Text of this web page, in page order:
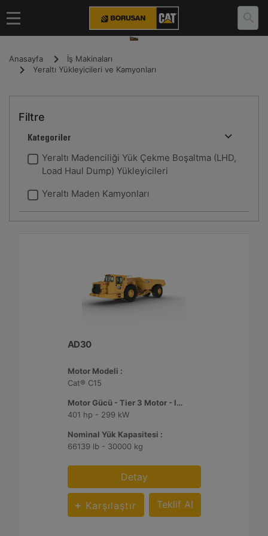
Anasayfa
İş Makinaları
Yeraltı Yükleyicileri ve Kamyonları
Filtre
Kategoriler
Yeraltı Madenciliği Yük Çekme Boşaltma (LHD,
Load Haul Dump) Yükleyicileri
Yeraltı Maden Kamyonları
AD30
Motor Modeli :
Cat® C15
Motor Gücü - Tier 3 Motor - ISO 14396:2002 :
401 hp - 299 kW
Nominal Yük Kapasitesi :
66139 lb - 30000 kg
Detay
Karşılaştır Teklif Al